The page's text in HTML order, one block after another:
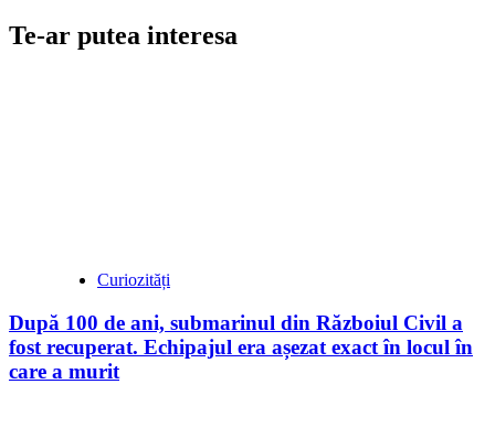
Te-ar putea interesa
Curiozități
După 100 de ani, submarinul din Războiul Civil a
fost recuperat. Echipajul era așezat exact în locul în
care a murit